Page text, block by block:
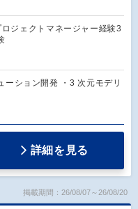
ジェクトマネージャー経験3
ーション開発 ・3 次元モデリ
詳細を見る
掲載期間：26/08/07～26/08/20